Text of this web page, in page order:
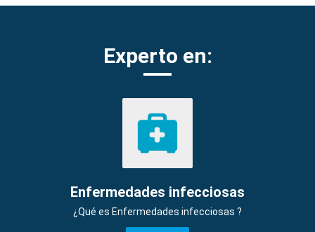
Experto en:
Enfermedades infecciosas
¿Qué es Enfermedades infecciosas ?